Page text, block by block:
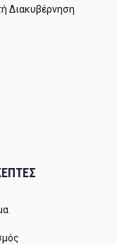
Διακυβέρνηση